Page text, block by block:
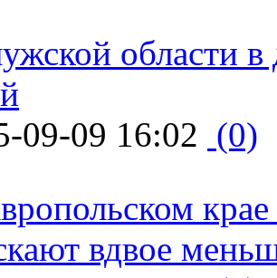
области в
09-09 16:02 (0)
вдвое